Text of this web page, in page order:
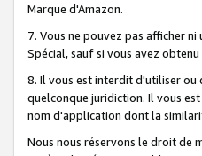
Marque d'Amazon.
7. Vous ne pouvez pas afficher
Spécial, sauf si vous avez
8. Il vous est interdit d'utiliser ou
quelconque juridiction. Il vous
nom d'application dont la
Nous nous réservons le droit de